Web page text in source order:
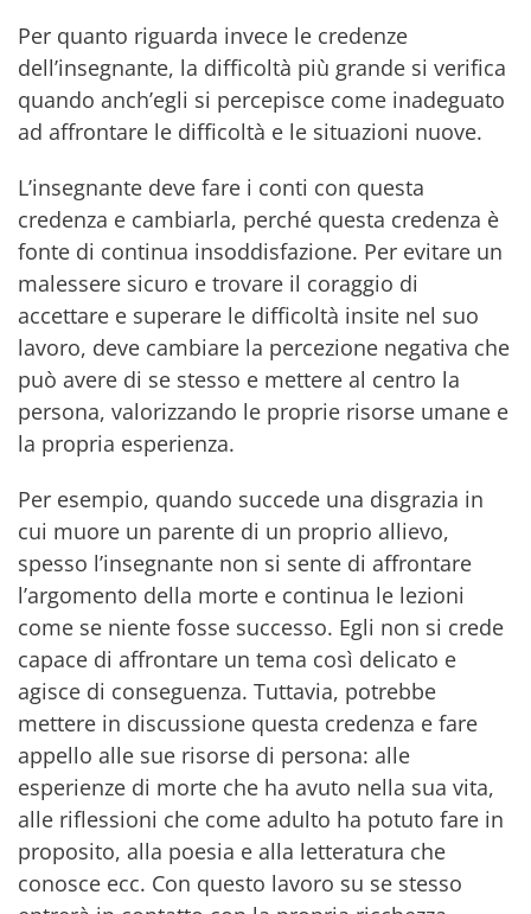
Per quanto riguarda invece le credenze
dell’insegnante, la difficoltà più grande si verifica
quando anch’egli si percepisce come inadeguato
ad affrontare le difficoltà e le situazioni nuove.
L’insegnante deve fare i conti con questa
credenza e cambiarla, perché questa credenza è
fonte di continua insoddisfazione. Per evitare un
malessere sicuro e trovare il coraggio di
accettare e superare le difficoltà insite nel suo
lavoro, deve cambiare la percezione negativa che
può avere di se stesso e mettere al centro la
persona, valorizzando le proprie risorse umane e
la propria esperienza.
Per esempio, quando succede una disgrazia in
cui muore un parente di un proprio allievo,
spesso l’insegnante non si sente di affrontare
l’argomento della morte e continua le lezioni
come se niente fosse successo. Egli non si crede
capace di affrontare un tema così delicato e
agisce di conseguenza. Tuttavia, potrebbe
mettere in discussione questa credenza e fare
appello alle sue risorse di persona: alle
esperienze di morte che ha avuto nella sua vita,
alle riflessioni che come adulto ha potuto fare in
proposito, alla poesia e alla letteratura che
conosce ecc. Con questo lavoro su se stesso